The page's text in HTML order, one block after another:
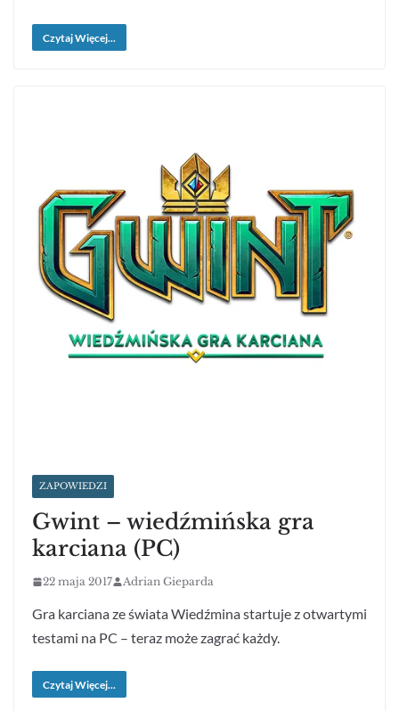
Czytaj Więcej...
ZAPOWIEDZI
Gwint – wiedźmińska gra
karciana (PC)
22 maja 2017 Adrian Gieparda
Gra karciana ze świata Wiedźmina startuje z otwartymi
testami na PC – teraz może zagrać każdy.
Czytaj Więcej...